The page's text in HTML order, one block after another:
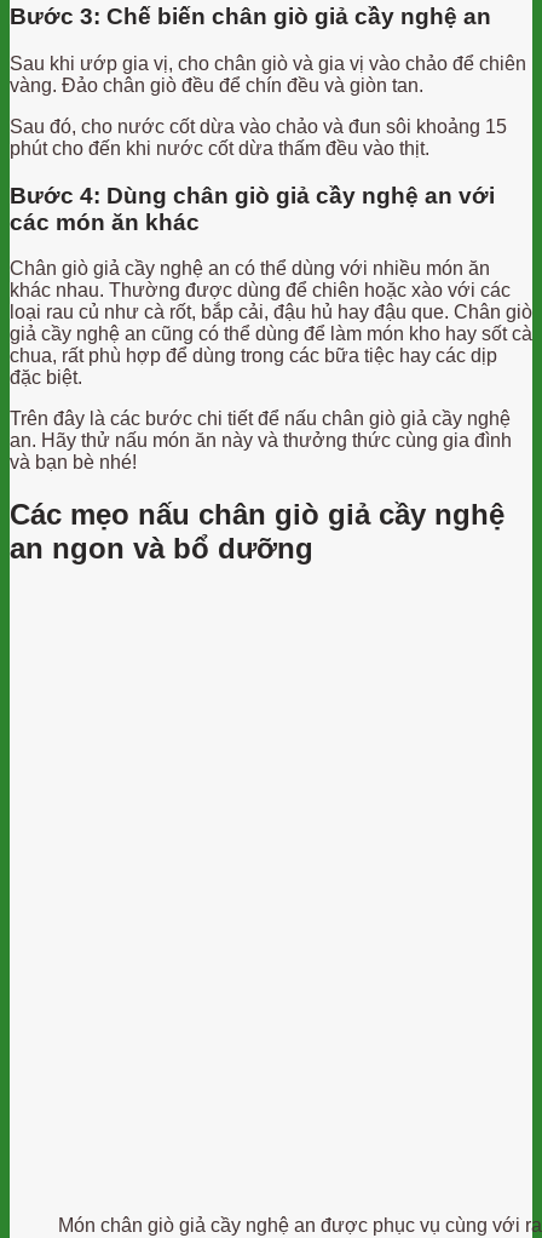
Bước 3: Chế biến chân giò giả cầy nghệ an
Sau khi ướp gia vị, cho chân giò và gia vị vào chảo để chiên
vàng. Đảo chân giò đều để chín đều và giòn tan.
Sau đó, cho nước cốt dừa vào chảo và đun sôi khoảng 15
phút cho đến khi nước cốt dừa thấm đều vào thịt.
Bước 4: Dùng chân giò giả cầy nghệ an với
các món ăn khác
Chân giò giả cầy nghệ an có thể dùng với nhiều món ăn
khác nhau. Thường được dùng để chiên hoặc xào với các
loại rau củ như cà rốt, bắp cải, đậu hủ hay đậu que. Chân giò
giả cầy nghệ an cũng có thể dùng để làm món kho hay sốt cà
chua, rất phù hợp để dùng trong các bữa tiệc hay các dịp
đặc biệt.
Trên đây là các bước chi tiết để nấu chân giò giả cầy nghệ
an. Hãy thử nấu món ăn này và thưởng thức cùng gia đình
và bạn bè nhé!
Các mẹo nấu chân giò giả cầy nghệ
an ngon và bổ dưỡng
Món chân giò giả cầy nghệ an được phục vụ cùng với